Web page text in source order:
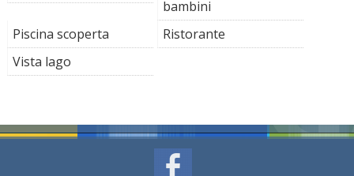
bambini
Piscina scoperta
Ristorante
Vista lago